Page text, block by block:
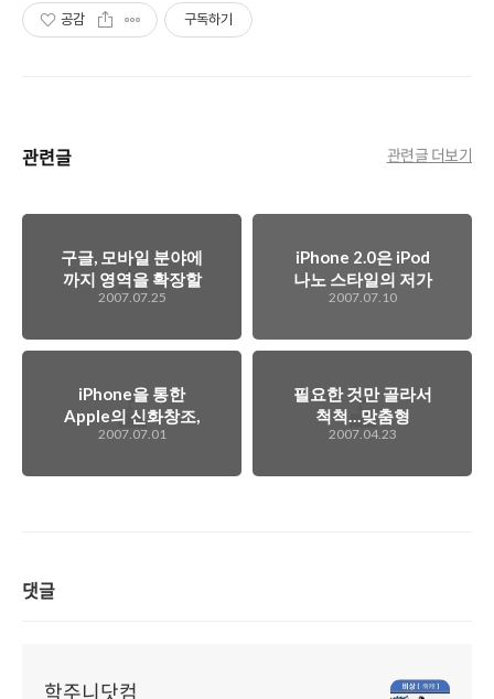
공감 구독하기
관련글 관련글 더보기
구글, 모바일 분야에
까지 영역을 확장할
려고 시도 중..
2007.07.25
iPhone 2.0은 iPod
나노 스타일의 저가
형 모델?
2007.07.10
iPhone을 통한
Apple의 신화창조,
스티브 잡스
2007.07.01
필요한 것만 골라서
척척…맞춤형
OS「윈도우 XP 임
2007.04.23
댓글
학주니닷컴